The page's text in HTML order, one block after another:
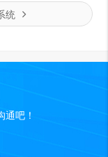
统
吧！